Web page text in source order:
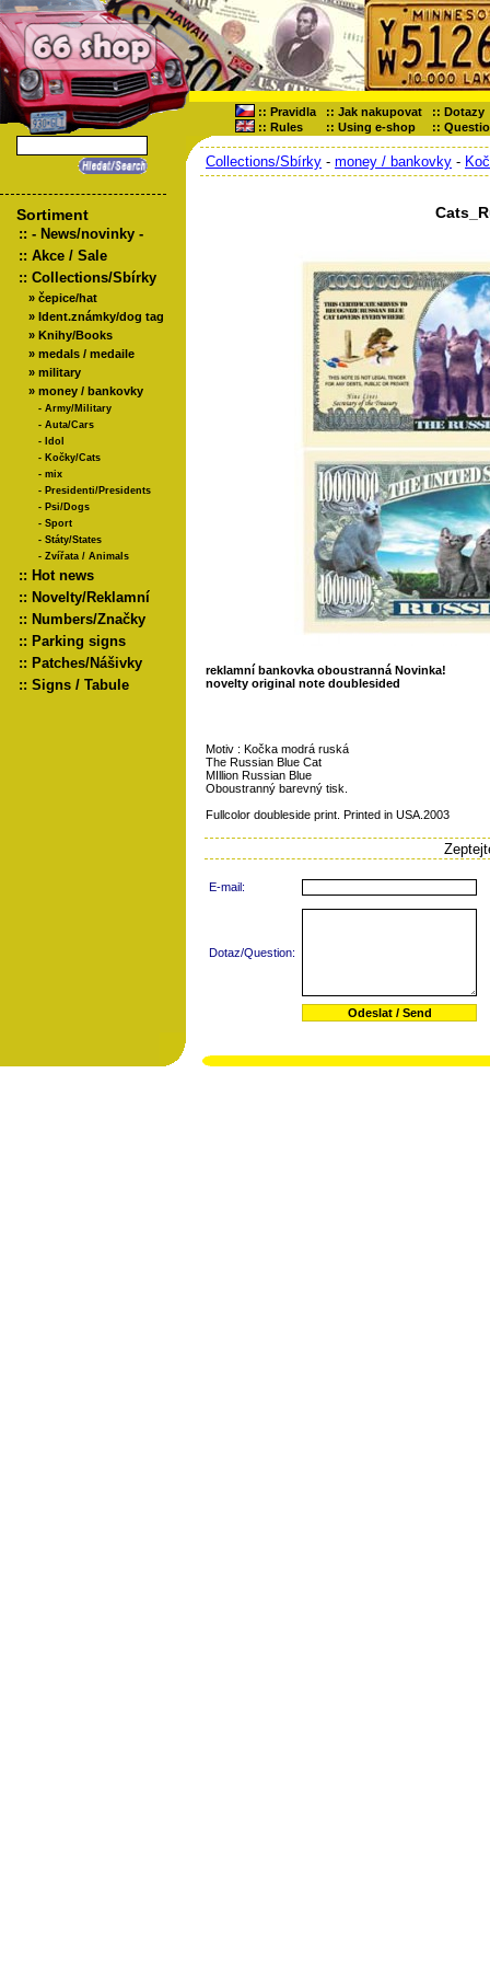
:: Pravidla :: Jak nakupovat :: Dotazy
:: Rules :: Using e-shop ::
Sortiment
:: - News/novinky -
:: Akce / Sale
:: Collections/Sbírky
» čepice/hat
» Ident.známky/dog tag
» Knihy/Books
» medals / medaile
» military
» money / bankovky
- Army/Military
- Auta/Cars
- Idol
- Kočky/Cats
- mix
- Presidenti/Presidents
- Psi/Dogs
- Sport
- Státy/States
- Zvířata / Animals
:: Hot news
:: Novelty/Reklamní
:: Numbers/Značky
:: Parking signs
:: Patches/Nášivky
:: Signs / Tabule
Collections/Sbírky - money / bankovky -
reklamní bankovka oboustranná Novinka!
novelty original note doublesided
Motiv : Kočka modrá ruská
The Russian Blue Cat
MIllion Russian Blue
Oboustranný barevný tisk.
Fullcolor doubleside print. Printed in USA.2003
E-mail:
Dotaz/Question: